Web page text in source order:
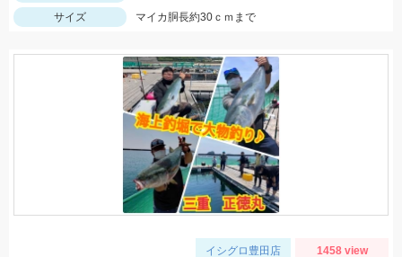
サイズ
マイカ胴長約30ｃｍまで
イシグロ豊田店 1458 view